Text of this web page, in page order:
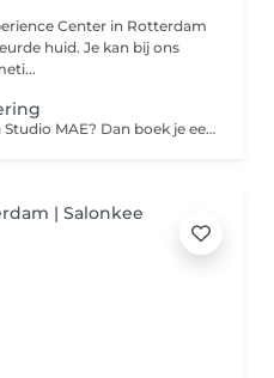
Center in Rotterdam
huid. Je kan bij ons
Kom jij voor het eerst naar Skin Studio MAE? Dan boek je een van deze behandelingen. Tijdens dit uitgebreide intakegesprek brengen we in kaart wat jouw huidwensen zijn en doen we een Skin Scan met de aller nieuwste Observ 520x. We bespreken de mogelijkheden voor een passend behandeltraject en krijg je een uitgebreid product-, voeding- en leefstijladvies. Mogelijk om Add On bij te boeken bij Niveau 5